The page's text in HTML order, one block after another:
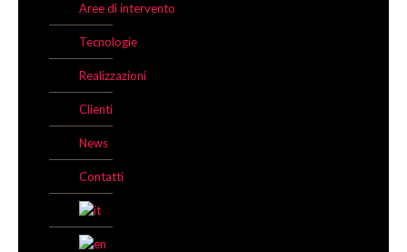
Aree di intervento
Tecnologie
Realizzazioni
Clienti
News
Contatti